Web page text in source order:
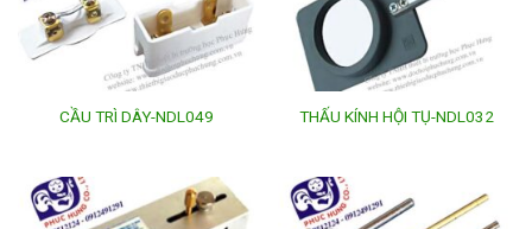
CẦU TRÌ DÂY-NDL049 THẤU KÍNH HỘI TỤ-NDL032